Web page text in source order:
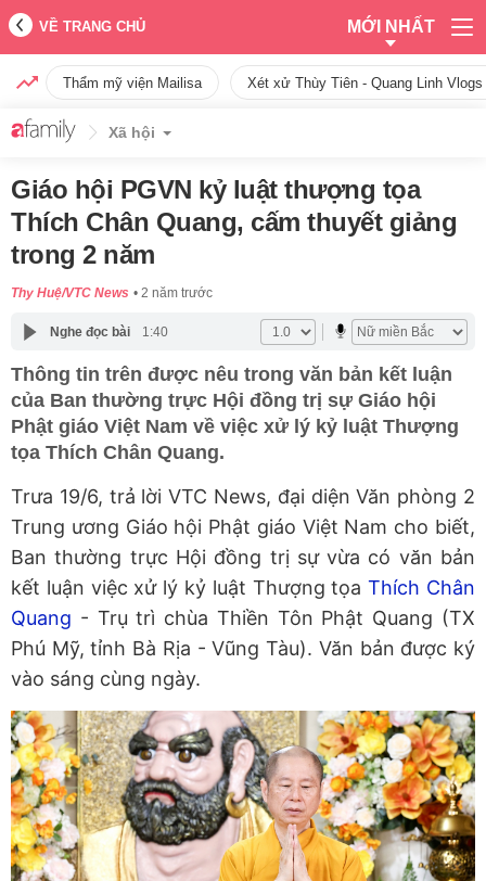
VỀ TRANG CHỦ MỚI NHẤT
Thẩm mỹ viện Mailisa Xét xử Thùy Tiên - Quang Linh
Xã hội
Giáo hội PGVN kỷ luật thượng tọa
Thích Chân Quang, cấm thuyết giảng
trong 2 năm
Thy Huệ/VTC News 2 năm trước
Nghe đọc bài 1:40
Thông tin trên được nêu trong văn bản kết luận
của Ban thường trực Hội đồng trị sự Giáo hội
Phật giáo Việt Nam về việc xử lý kỷ luật Thượng
tọa Thích Chân Quang.
Trưa 19/6, trả lời VTC News, đại diện Văn phòng 2
Trung ương Giáo hội Phật giáo Việt Nam cho biết,
Ban thường trực Hội đồng trị sự vừa có văn bản
kết luận việc xử lý kỷ luật Thượng tọaThích Chân
Quang - Trụ trì chùa Thiền Tôn Phật Quang (TX
Phú Mỹ, tỉnh Bà Rịa - Vũng Tàu). Văn bản được ký
vào sáng cùng ngày.